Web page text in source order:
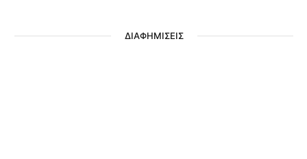
ΔΙΑΦΗΜΙΣΕΙΣ